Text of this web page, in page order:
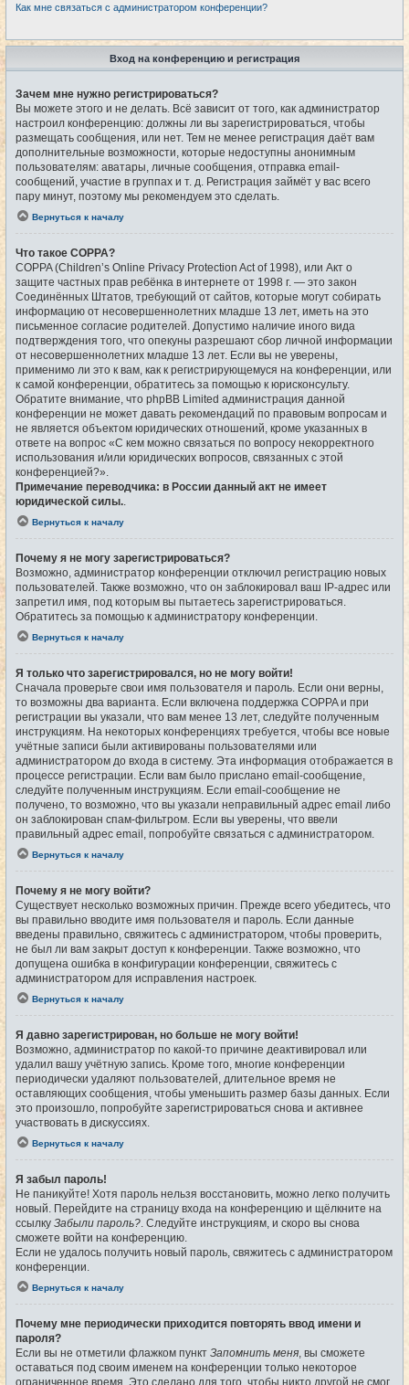
Как мне связаться с администратором конференции?
Вход на конференцию и регистрация
Зачем мне нужно регистрироваться?
Вы можете этого и не делать. Всё зависит от того, как администратор
настроил конференцию: должны ли вы зарегистрироваться, чтобы
размещать сообщения, или нет. Тем не менее регистрация даёт вам
дополнительные возможности, которые недоступны анонимным
пользователям: аватары, личные сообщения, отправка email-
сообщений, участие в группах и т. д. Регистрация займёт у вас всего
пару минут, поэтому мы рекомендуем это сделать.
Вернуться к началу
Что такое COPPA?
COPPA (Children’s Online Privacy Protection Act of 1998), или Акт о
защите частных прав ребёнка в интернете от 1998 г. — это закон
Соединённых Штатов, требующий от сайтов, которые могут собирать
информацию от несовершеннолетних младше 13 лет, иметь на это
письменное согласие родителей. Допустимо наличие иного вида
подтверждения того, что опекуны разрешают сбор личной информации
от несовершеннолетних младше 13 лет. Если вы не уверены,
применимо ли это к вам, как к регистрирующемуся на конференции, или
к самой конференции, обратитесь за помощью к юрисконсульту.
Обратите внимание, что phpBB Limited администрация данной
конференции не может давать рекомендаций по правовым вопросам и
не является объектом юридических отношений, кроме указанных в
ответе на вопрос «С кем можно связаться по вопросу некорректного
использования и/или юридических вопросов, связанных с этой
конференцией?».
Примечание переводчика: в России данный акт не имеет
юридической силы.
Вернуться к началу
Почему я не могу зарегистрироваться?
Возможно, администратор конференции отключил регистрацию новых
пользователей. Также возможно, что он заблокировал ваш IP-адрес или
запретил имя, под которым вы пытаетесь зарегистрироваться.
Обратитесь за помощью к администратору конференции.
Вернуться к началу
Я только что зарегистрировался, но не могу войти!
Сначала проверьте свои имя пользователя и пароль. Если они верны,
то возможны два варианта. Если включена поддержка COPPA и при
регистрации вы указали, что вам менее 13 лет, следуйте полученным
инструкциям. На некоторых конференциях требуется, чтобы все новые
учётные записи были активированы пользователями или
администратором до входа в систему. Эта информация отображается в
процессе регистрации. Если вам было прислано email-сообщение,
следуйте полученным инструкциям. Если email-сообщение не
получено, то возможно, что вы указали неправильный адрес email либо
он заблокирован спам-фильтром. Если вы уверены, что ввели
правильный адрес email, попробуйте связаться с администратором.
Вернуться к началу
Почему я не могу войти?
Существует несколько возможных причин. Прежде всего убедитесь, что
вы правильно вводите имя пользователя и пароль. Если данные
введены правильно, свяжитесь с администратором, чтобы проверить,
не был ли вам закрыт доступ к конференции. Также возможно, что
допущена ошибка в конфигурации конференции, свяжитесь с
администратором для исправления настроек.
Вернуться к началу
Я давно зарегистрирован, но больше не могу войти!
Возможно, администратор по какой-то причине деактивировал или
удалил вашу учётную запись. Кроме того, многие конференции
периодически удаляют пользователей, длительное время не
оставляющих сообщения, чтобы уменьшить размер базы данных. Если
это произошло, попробуйте зарегистрироваться снова и активнее
участвовать в дискуссиях.
Вернуться к началу
Я забыл пароль!
Не паникуйте! Хотя пароль нельзя восстановить, можно легко получить
новый. Перейдите на страницу входа на конференцию и щёлкните на
ссылку Забыли пароль? . Следуйте инструкциям, и скоро вы снова
сможете войти на конференцию.
Если не удалось получить новый пароль, свяжитесь с администратором
конференции.
Вернуться к началу
Почему мне периодически приходится повторять ввод имени и
пароля?
Если вы не отметили флажком пункт Запомнить меня , вы сможете
оставаться под своим именем на конференции только некоторое
ограниченное время. Это сделано для того, чтобы никто другой не смог